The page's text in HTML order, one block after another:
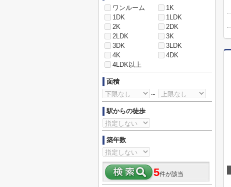
ワンルーム
1K
1DK
1LDK
2K
2DK
2LDK
3K
3DK
3LDK
4K
4DK
4LDK以上
面積
～
駅からの徒歩
築年数
5件が該当